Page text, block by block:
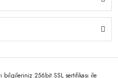
bilgileriniz 256bit SSL sertifikası ile